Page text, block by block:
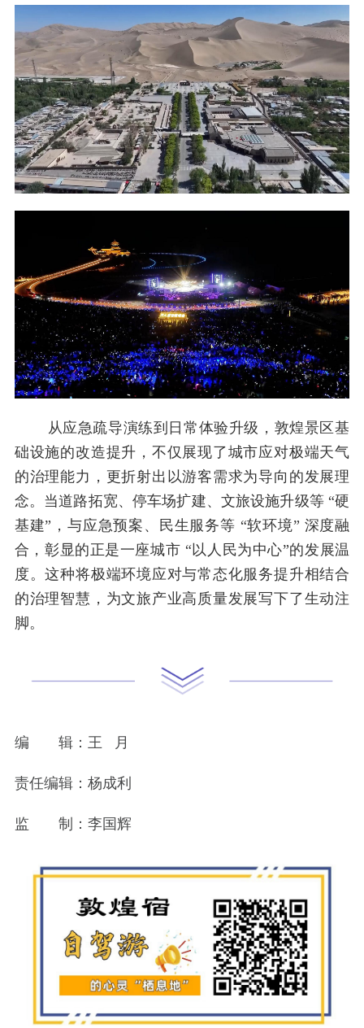
从应急疏导演练到日常体验升级，敦煌景区基
础设施的改造提升，不仅展现了城市应对极端天气
的治理能力，更折射出以游客需求为导向的发展理
念。当道路拓宽、停车场扩建、文旅设施升级等 “硬
基建”，与应急预案、民生服务等 “软环境” 深度融
合，彰显的正是一座城市 “以人民为中心”的发展温
度。这种将极端环境应对与常态化服务提升相结合
的治理智慧，为文旅产业高质量发展写下了生动注
脚。
编　　辑：王   月
责任编辑：杨成利
监　　制：李国辉